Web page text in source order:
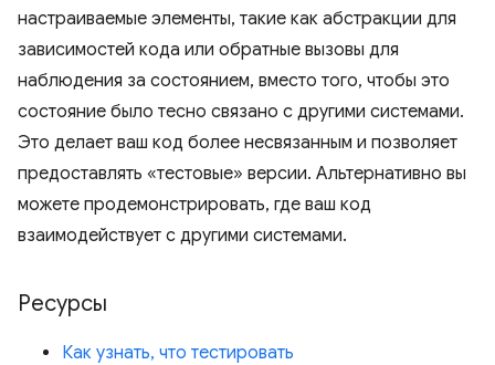
настраиваемые элементы, такие как абстракции для
зависимостей кода или обратные вызовы для
наблюдения за состоянием, вместо того, чтобы это
состояние было тесно связано с другими системами.
Это делает ваш код более несвязанным и позволяет
предоставлять «тестовые» версии. Альтернативно вы
можете продемонстрировать, где ваш код
взаимодействует с другими системами.
Ресурсы
Как узнать, что тестировать